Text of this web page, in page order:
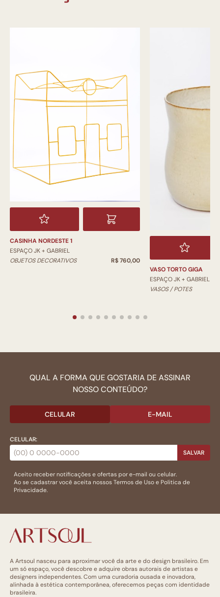
CASINHA NORDESTE 1
ESPAÇO JK + GABRIEL
OBJETOS DECORATIVOS
R$ 760,00
VASO TORTO GIGA
ESPAÇO JK + GABRIEL
VASOS / POTES
QUAL A FORMA QUE GOSTARIA DE ASSINAR
NOSSO CONTEÚDO?
CELULAR E-MAIL
CELULAR:
SALVAR
Aceito receber notificações e ofertas por e-mail ou celular.
Ao se cadastrar você aceita nossosTermos de Usoe Politica de
Privacidade.
A Artsoul nasceu para aproximar você da arte e do design brasileiro. Em
um só espaço, você descobre e adquire obras autorais de artistas e
designers independentes. Com uma curadoria ousada e inovadora,
alinhada à estética contemporânea, oferecemos peças com identidade
brasileira.